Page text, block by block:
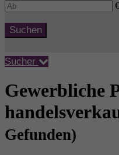
€
Suchen
Sucher
Gewerbliche
Gefunden)